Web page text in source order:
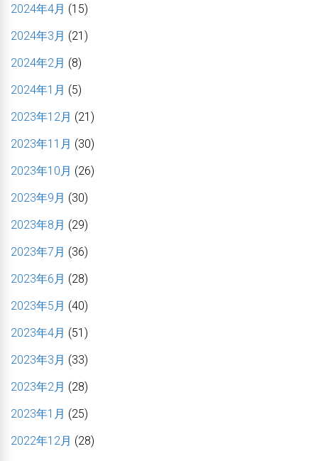
2024年4月 (15)
2024年3月 (21)
2024年2月 (8)
2024年1月 (5)
2023年12月 (21)
2023年11月 (30)
2023年10月 (26)
2023年9月 (30)
2023年8月 (29)
2023年7月 (36)
2023年6月 (28)
2023年5月 (40)
2023年4月 (51)
2023年3月 (33)
2023年2月 (28)
2023年1月 (25)
2022年12月 (28)